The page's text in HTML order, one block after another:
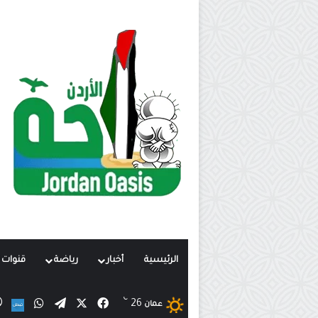
الرئيسية أخبار رياضة قنوات
عمان 26
℃ فيسبوك تيلقرام